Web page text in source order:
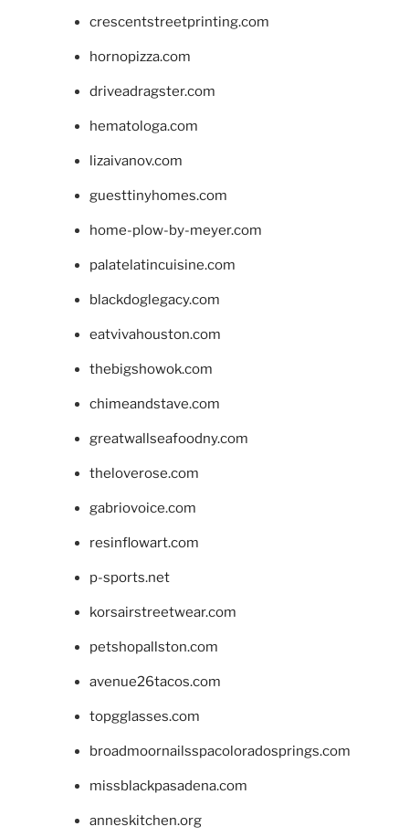
crescentstreetprinting.com
hornopizza.com
driveadragster.com
hematologa.com
lizaivanov.com
guesttinyhomes.com
home-plow-by-meyer.com
palatelatincuisine.com
blackdoglegacy.com
eatvivahouston.com
thebigshowok.com
chimeandstave.com
greatwallseafoodny.com
theloverose.com
gabriovoice.com
resinflowart.com
p-sports.net
korsairstreetwear.com
petshopallston.com
avenue26tacos.com
topgglasses.com
broadmoornailsspacoloradosprings.com
missblackpasadena.com
anneskitchen.org